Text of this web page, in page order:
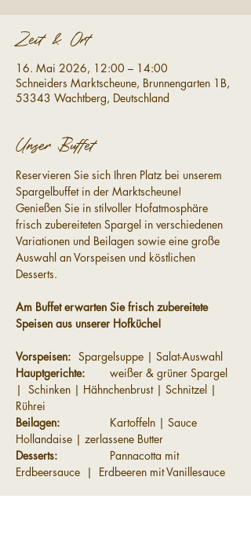
Zeit & Ort
16. Mai 2026, 12:00 – 14:00
Schneiders Marktscheune, Brunnengarten 1B,
53343 Wachtberg, Deutschland
Unser Buffet
Reservieren Sie sich Ihren Platz bei unserem
Spargelbuffet in der Marktscheune!
Genießen Sie in stilvoller Hofatmosphäre
frisch zubereiteten Spargel in verschiedenen
Variationen und Beilagen sowie eine große
Auswahl an Vorspeisen und köstlichen
Desserts.
Am Buffet erwarten Sie frisch zubereitete
Speisen aus unserer Hofküche!
Spargelsuppe | Salat-Auswahl
weißer & grüner Spargel
|  Schinken | Hähnchenbrust | Schnitzel |
Rührei
Kartoffeln | Sauce
Hollandaise | zerlassene Butter
Pannacotta mit
Erdbeersauce  |  Erdbeeren mit Vanillesauce